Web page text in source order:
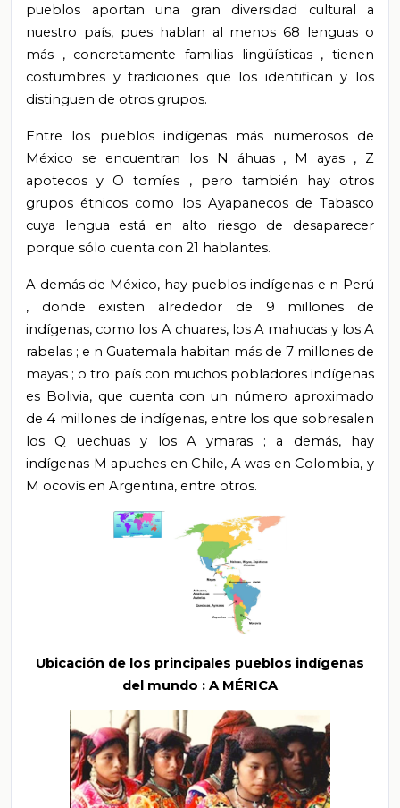
pueblos aportan una gran diversidad cultural a
nuestro país, pues hablan al menos 68 lenguas o
más , concretamente familias lingüísticas ,tienen
costumbres y tradiciones que los identifican y los
distinguen de otros grupos.
Entre los pueblos indígenas más numerosos de
México se encuentran los N áhuas , M ayas , Z
apotecosy Otomíes , pero también hay otros
grupos étnicos como los Ayapanecos de Tabasco
cuya lengua está en alto riesgo de desaparecer
porque sólo cuenta con 21 hablantes.
A demás de México, hay pueblos indígenas e n Perú
, donde existen alrededor de 9 millones de
indígenas, como los A chuares, losA mahucas y losA
rabelas ; e n Guatemala habitan más de 7 millones de
mayas ; otro país con muchos pobladores indígenas
es Bolivia, que cuenta con un número aproximado
de 4 millones de indígenas, entre los que sobresalen
losQ uechuas y losAymaras ; a demás, hay
indígenas M apuches en Chile, Awas en Colombia, y
M ocovís en Argentina, entre otros.
Ubicación de los principales pueblos indígenas
del mundo : A MÉRICA